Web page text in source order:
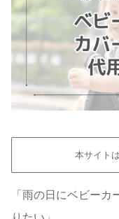
本サイト
「雨の日にベビー